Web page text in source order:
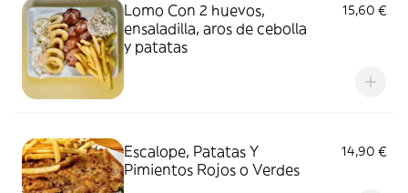
Lomo Con 2 huevos,
ensaladilla, aros de cebolla
y patatas
15,60 €
Escalope, Patatas Y
Pimientos Rojos o Verdes
14,90 €